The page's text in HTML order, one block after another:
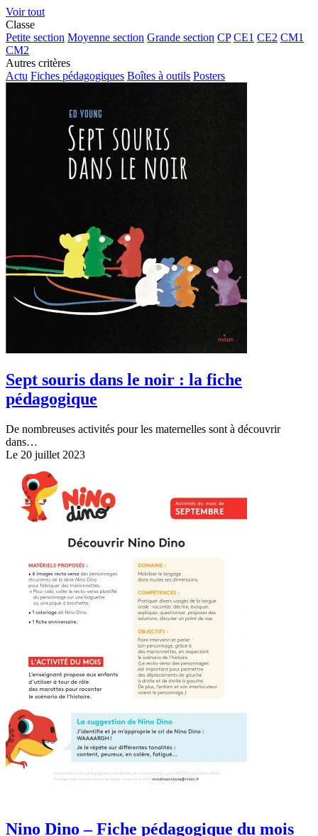
Voir tout
Classe
Petite section Moyenne section Grande section CP CE1 CE2 CM1
CM2
Autres critères
Actu Fiches pédagogiques Boîtes à outils Posters
Sept souris dans le noir : la fiche
pédagogique
De nombreuses activités pour les maternelles sont à découvrir
dans…
Le 20 juillet 2023
Nino Dino – Fiche pédagogique du mois